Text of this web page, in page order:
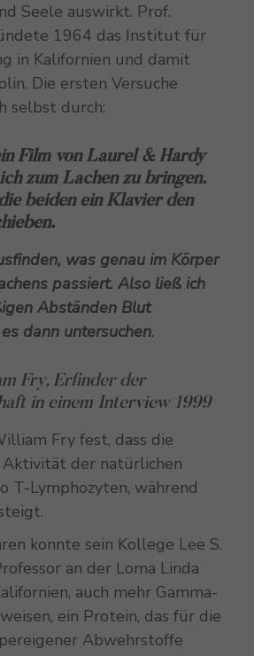
Seele auswirkt. Prof.
1964 das Institut für
in Kalifornien und damit
Die ersten Versuche
selbst durch:
Film von Laurel & Hardy
zum Lachen zu bringen.
beiden ein Klavier den
was genau im Körper
passiert. Also ließ ich
Abständen Blut
dann untersuchen.
Fry, Erfinder der
in einem Interview 1999
Fry fest, dass die
der natürlichen
T-Lymphozyten, während
konnte sein Kollege Lee S.
an der Loma Linda
auch mehr Gamma-
ein Protein, das für die
Abwehrstoffe